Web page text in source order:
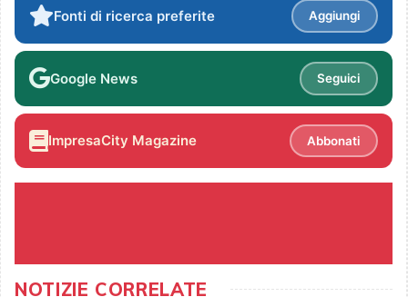
Fonti di ricerca preferite Aggiungi
Google News Seguici
ImpresaCity Magazine Abbonati
NOTIZIE CORRELATE